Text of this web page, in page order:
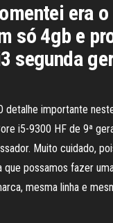
era
só 4gb e
segunda
detalhe importante
i5-9300 HF de 9ª
Muito cuidado,
possamos fazer
mesma linha e